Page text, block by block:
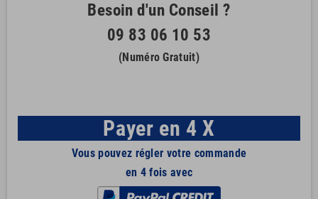
Besoin d'un Conseil ?
09 83 06 10 53
(Numéro Gratuit)
Payer en 4 X
Vous pouvez régler votre commande
en 4 fois avec